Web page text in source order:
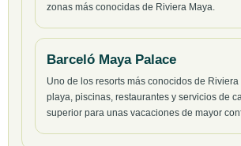
zonas más conocidas de Riviera Maya.
Barceló Maya Palace
Uno de los resorts más conocidos de Riviera
playa, piscinas, restaurantes y servicios de
superior para unas vacaciones de mayor